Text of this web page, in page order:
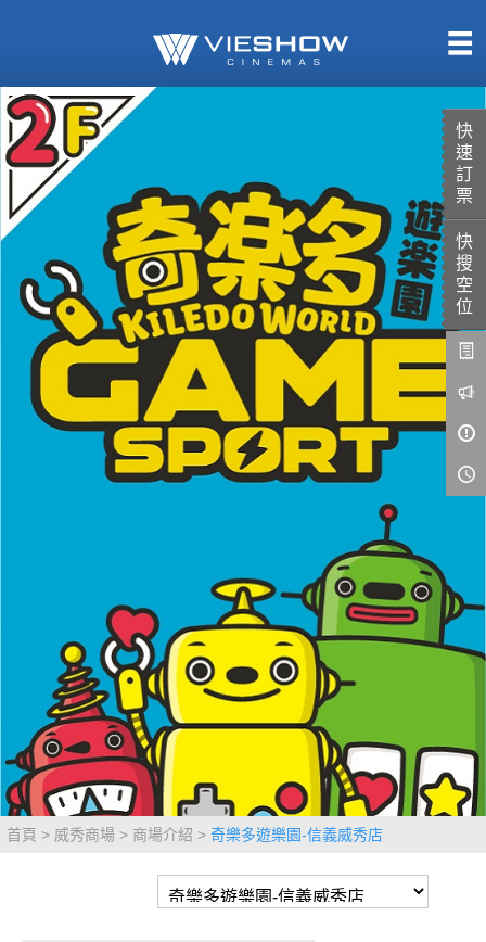
快
速
訂
票
快
搜
空
位
首頁 威秀商場 商場介紹 奇樂多遊樂園-信義威秀店
TITAN SCREEN
MUCROWN
IMAX
4DX
VR 演唱會
GOLD CLASS
AD口述影像
LIVE演唱會
影城餐飲
UNICORN
中獎名單
合作夥伴
商家介紹
商場活動
加入iShow
會員活動
會員Q&A